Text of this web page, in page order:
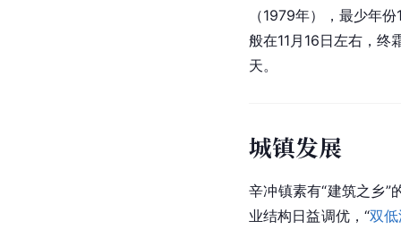
（1979年），最少年
般在11月16日左右，
天。
城镇发展
辛冲镇素有“建筑之乡”
业结构日益调优，“双